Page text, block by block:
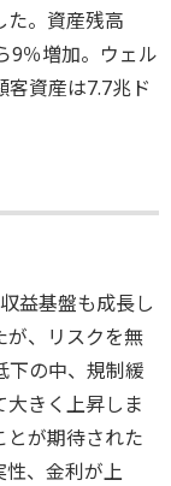
た。資産残高
9％増加。ウェル
資産は7.7兆ド
益基盤も成長し
が、リスクを無
下の中、規制緩
きく上昇しま
とが期待された
性、金利が上